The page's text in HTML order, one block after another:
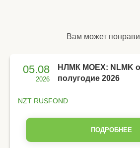
Вам может
05.08
2026
НЛМК MOEX: NLMK
полугодие 2026
NZT RUSFOND
ПОДРОБНЕЕ